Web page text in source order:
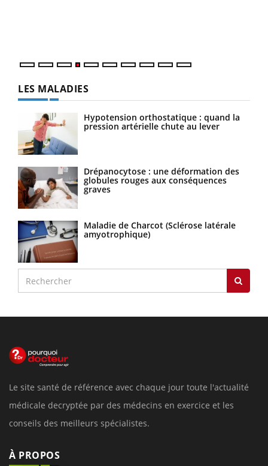
LES MALADIES
Hypotension orthostatique : quand la
pression artérielle chute au lever
Drépanocytose : une déformation des
globules rouges aux conséquences
graves
Maladie de Charcot (Sclérose latérale
amyotrophique)
Le site santé de référence avec chaque jour toute l'actualité
médicale decryptée par des médecins en exercice et les
conseils des meilleurs spécialistes.
À PROPOS